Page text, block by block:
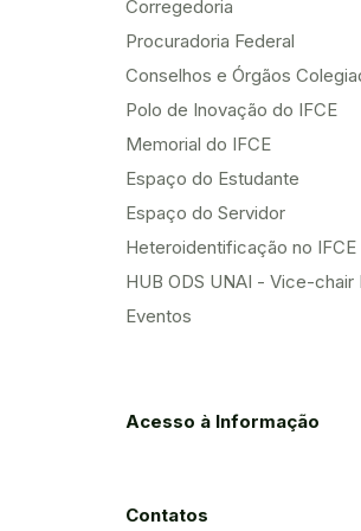
Corregedoria
Procuradoria Federal
Conselhos e Órgãos
Polo de Inovação do IFCE
Memorial do IFCE
Espaço do Estudante
Espaço do Servidor
Heteroidentificação no IFCE
HUB ODS UNAI - Vice-chair
Eventos
Acesso à Informação
Contatos